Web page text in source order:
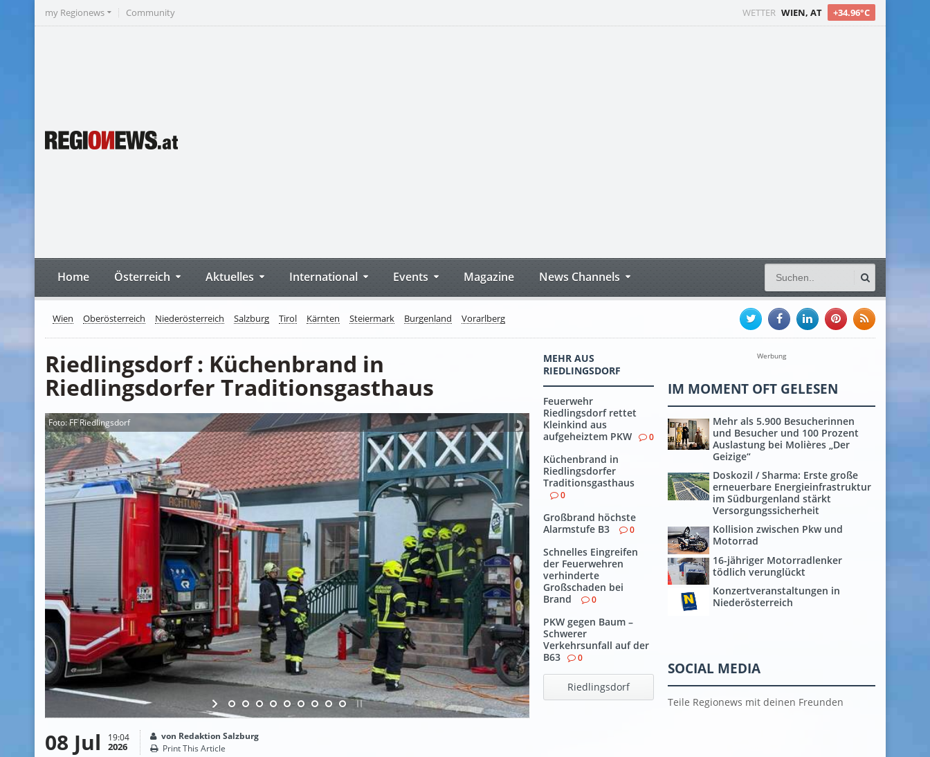
WETTER WIEN, AT +34.96°C
my Regionews Community
Home Österreich Aktuelles International Events Magazine News Channels
Wien Oberösterreich Niederösterreich Salzburg Tirol Kärnten Steiermark Burgenland Vorarlberg
Riedlingsdorf : Küchenbrand in
Riedlingsdorfer Traditionsgasthaus
Foto: FF Riedlingsdorf
08 Jul 19:04
2026
von Redaktion Salzburg
Print This Article
MEHR AUS
RIEDLINGSDORF
Feuerwehr
Riedlingsdorf rettet
Kleinkind aus
aufgeheiztem PKW
0
Küchenbrand in
Riedlingsdorfer
Traditionsgasthaus
0
Großbrand höchste
Alarmstufe B3
0
Schnelles Eingreifen
der Feuerwehren
verhinderte
Großschaden bei
Brand
0
PKW gegen Baum –
Schwerer
Verkehrsunfall auf der
B63
0
Riedlingsdorf
Werbung
IM MOMENT OFT GELESEN
Mehr als 5.900 Besucherinnen
und Besucher und 100 Prozent
Auslastung bei Molières „Der
Geizige“
Doskozil / Sharma: Erste große
erneuerbare Energieinfrastruktur
im Südburgenland stärkt
Versorgungssicherheit
Kollision zwischen Pkw und
Motorrad
16-jähriger Motorradlenker
tödlich verunglückt
Konzertveranstaltungen in
Niederösterreich
SOCIAL MEDIA
Teile Regionews mit deinen Freunden